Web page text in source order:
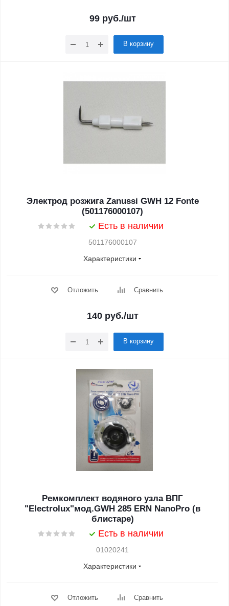
99 руб./шт
В корзину
Электрод розжига Zanussi GWH 12 Fonte
(501176000107)
Есть в наличии
501176000107
Характеристики
Отложить Сравнить
140 руб./шт
В корзину
Ремкомплект водяного узла ВПГ
"Electrolux"мод.GWH 285 ERN NanoPro (в
блистаре)
Есть в наличии
01020241
Характеристики
Отложить Сравнить